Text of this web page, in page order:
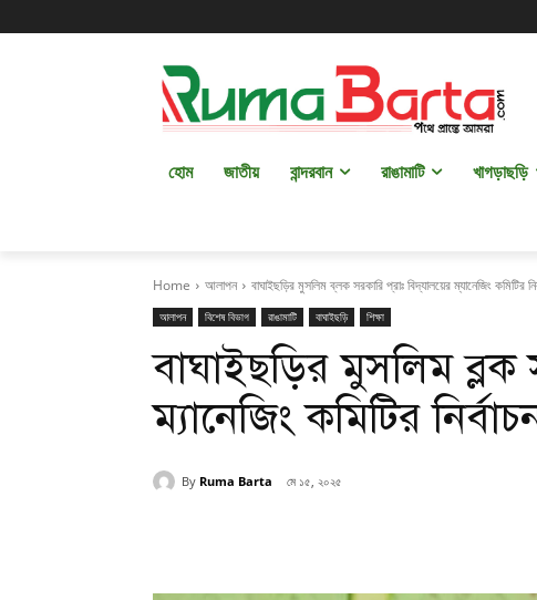
হোম জাতীয় বান্দরবান রাঙামাটি খাগড়াছড়ি
Home আলাপন বাঘাইছড়ির মুসলিম ব্লক সরকারি প্রাঃ বিদ্যালয়ের ম্যানেজিং কমিটির
আলাপন বিশেষ বিভাগ রাঙামাটি বাঘাইছড়ি শিক্ষা
বাঘাইছড়ির মুসলিম ব্লক
ম্যানেজিং কমিটির
By Ruma Barta মে ১৫, ২০২৫